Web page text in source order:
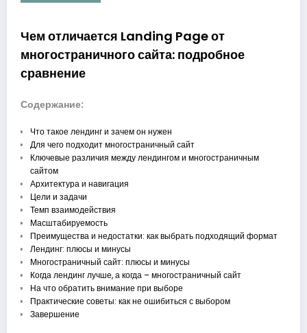
Чем отличается Landing Page от
многостраничного сайта: подробное
сравнение
Содержание:
Что такое лендинг и зачем он нужен
Для чего подходит многостраничный сайт
Ключевые различия между лендингом и многостраничным
сайтом
Архитектура и навигация
Цели и задачи
Темп взаимодействия
Масштабируемость
Преимущества и недостатки: как выбрать подходящий формат
Лендинг: плюсы и минусы
Многостраничный сайт: плюсы и минусы
Когда лендинг лучше, а когда – многостраничный сайт
На что обратить внимание при выборе
Практические советы: как не ошибиться с выбором
Завершение